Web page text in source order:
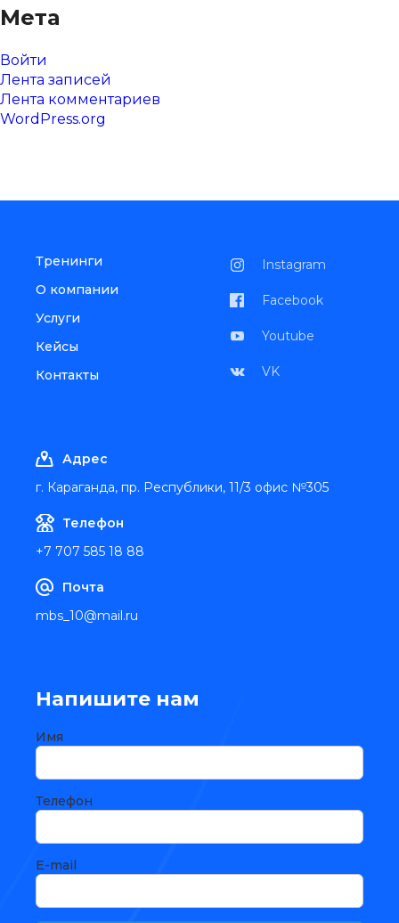
Мета
Войти
Лента записей
Лента комментариев
WordPress.org
Напишите нам
Имя
Телефон
E-mail
Тренинги
О компании
Услуги
Кейсы
Контакты
Instagram
Facebook
Youtube
VK
Адрес
г. Караганда, пр. Республики, 11/3 офис №305
Телефон
+7 707 585 18 88
Почта
mbs_10@mail.ru